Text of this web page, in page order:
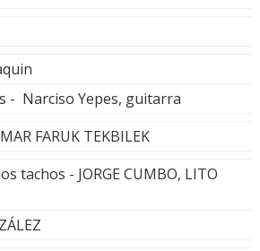
- Narciso Yepes, guitarra
FARUK TEKBILEK
tachos - JORGE CUMBO, LITO